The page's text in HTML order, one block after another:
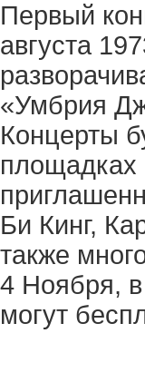
Первый
августа
«Умбрия
Концерты
площадках
Би Кинг,
также
4 Ноября, в
могут